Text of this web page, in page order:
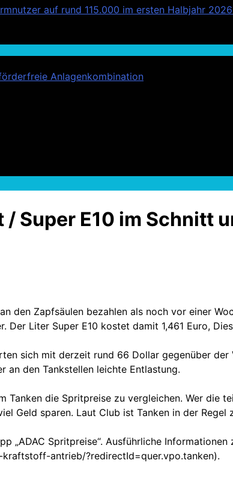
auf rund 115.000 im ersten Halbjahr
Anlagenkombination
E10 im Schnitt
den Zapfsäulen bezahlen als noch vor einer
Der Liter Super E10 kostet damit 1,461 Euro,
sich mit derzeit rund 66 Dollar gegenüber
an den Tankstellen leichte Entlastung.
die Spritpreise zu vergleichen. Wer die
Geld sparen. Laut Club ist Tanken in der
„ADAC Spritpreise“. Ausführliche
antrieb/?redirectId=quer.vpo.tanken).